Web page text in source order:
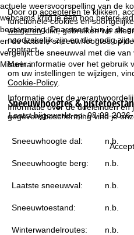
Door opaccepterente klikken,
functionele cookies en
weigerenklikt, gebruiken we
noodzakelijk zijn en die nodig
contract.
Meer informatie over het gebruik
om uw instellingen te wijzigen,
Cookie-Policy
Informatie over de
Informatie over de doeleinden en
gegevensbescherming vind je
r
t
p
a
g
actuele weersvoorspelling van de
webcams krijg je een nog betere
bestemming. Daarnaast kun je de
en de actuele sneeuwhoogtes op
vergelijkt de sneeuwval met die
Misurina.
Sneeuwhoogtes &
Laatst bijgewerkt op: 08-08-2026
Sneeuwhoogte dal: n.b.
Sneeuwhoogte berg: n.b.
Laatste sneeuwval: n.b.
Sneeuwtoestand: n.b.
Winterwandelroutes: n.b.